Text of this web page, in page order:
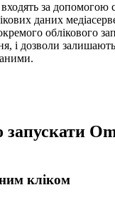
за допомогою
даних
облікового
і дозволи
запускати
кліком